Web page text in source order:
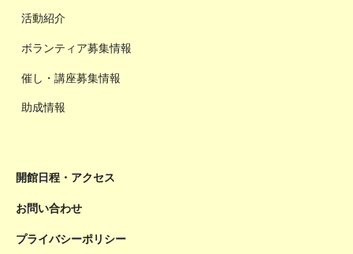
活動紹介
ボランティア募集情報
催し・講座募集情報
助成情報
開館日程・アクセス
お問い合わせ
プライバシーポリシー